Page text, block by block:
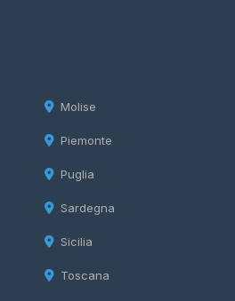
Molise
Piemonte
Puglia
Sardegna
Sicilia
Toscana